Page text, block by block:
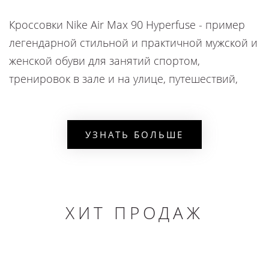
Кроссовки Nike Air Max 90 Hyperfuse - пример
легендарной стильной и практичной мужской и
женской обуви для занятий спортом,
тренировок в зале и на улице, путешествий,
рядом достоинств:
крепкая чёрная шнуровка;
УЗНАТЬ БОЛЬШЕ
ХИТ ПРОДАЖ